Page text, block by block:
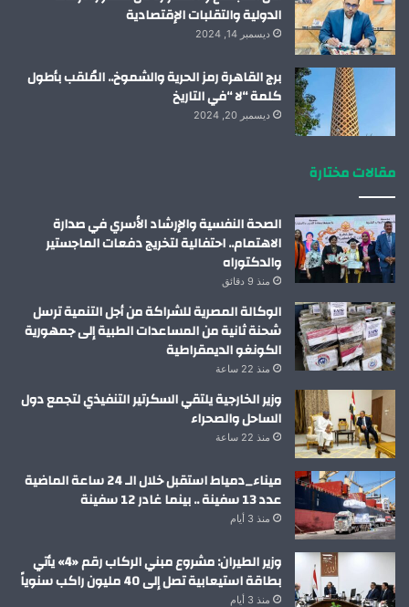
الدولية والتقلبات الإقتصادية
ديسمبر 14, 2024
برج القاهرة رمز الحرية والشموخ.. المُلقب بأطول
كلمة “لا “في التاريخ
ديسمبر 20, 2024
مقالات مختارة
الصحة النفسية والإرشاد الأسري في صدارة
الاهتمام.. احتفالية لتخريج دفعات الماجستير
والدكتوراه
منذ 9 دقائق
الوكالة المصرية للشراكة من أجل التنمية ترسل
شحنة ثانية من المساعدات الطبية إلى جمهورية
الكونغو الديمقراطية
منذ 22 ساعة
وزير الخارجية يلتقي السكرتير التنفيذي لتجمع دول
الساحل والصحراء
منذ 22 ساعة
ميناء_دمياط استقبل خلال الـ 24 ساعة الماضية
عدد 13 سفينة .. بينما غادر 12 سفينة
منذ 3 أيام
وزير الطيران: مشروع مبني الركاب رقم «4» يأتي
بطاقة استيعابية تصل إلى 40 مليون راكب سنوياً
منذ 3 أيام